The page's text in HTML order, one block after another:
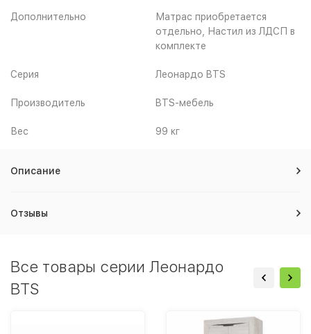
Дополнительно
Матрас приобретается
отдельно, Настил из ЛДСП в
комплекте
Серия Леонардо BTS
Производитель BTS-мебель
Вес 99 кг
Описание
Отзывы
Все товары серии Леонардо
BTS